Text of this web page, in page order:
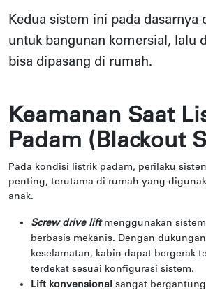
Kedua sistem ini pada dasarnya
untuk bangunan komersial, lalu
bisa dipasang di rumah.
Keamanan Saat
Padam (Blackout
Pada kondisi listrik padam, perilaku
penting, terutama di rumah yang
anak.
Screw drive liftmenggunakan
berbasis mekanis. Dengan
keselamatan, kabin dapat bergerak
terdekat sesuai konfigurasi sistem.
Lift konvensional
sangat